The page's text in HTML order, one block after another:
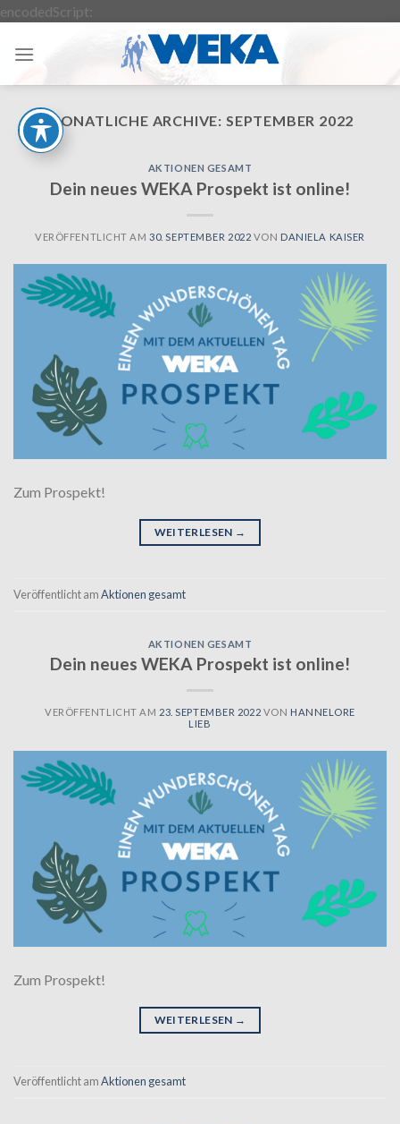
encodedScript:
springen
MONATLICHE ARCHIVE: SEPTEMBER 2022
AKTIONEN GESAMT
Dein neues WEKA Prospekt ist online!
VERÖFFENTLICHT AM30. SEPTEMBER 2022 VON DANIELA KAISER
Zum Prospekt!
WEITERLESEN →
Veröffentlicht amAktionen gesamt
AKTIONEN GESAMT
Dein neues WEKA Prospekt ist online!
VERÖFFENTLICHT AM 23. SEPTEMBER 2022 VON HANNELORE
LIEB
Zum Prospekt!
WEITERLESEN →
Veröffentlicht amAktionen gesamt